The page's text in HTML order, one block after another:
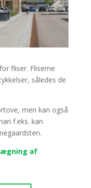
fliser. Fliserne
således de
men kan også
f.eks. kan
af